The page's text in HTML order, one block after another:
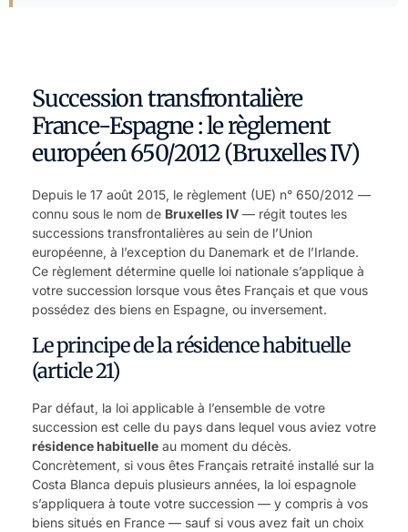
Succession transfrontalière
France-Espagne : le règlement
européen 650/2012 (Bruxelles IV)
Depuis le 17 août 2015, le règlement (UE) n° 650/2012 —
connu sous le nom de Bruxelles IV — régit toutes les
successions transfrontalières au sein de l’Union
européenne, à l’exception du Danemark et de l’Irlande.
Ce règlement détermine quelle loi nationale s’applique à
votre succession lorsque vous êtes Français et que vous
possédez des biens en Espagne, ou inversement.
Le principe de la résidence habituelle
(article 21)
Par défaut, la loi applicable à l’ensemble de votre
succession est celle du pays dans lequel vous aviez votre
résidence habituelle au moment du décès.
Concrètement, si vous êtes Français retraité installé sur la
Costa Blanca depuis plusieurs années, la loi espagnole
s’appliquera à toute votre succession — y compris à vos
biens situés en France — sauf si vous avez fait un choix